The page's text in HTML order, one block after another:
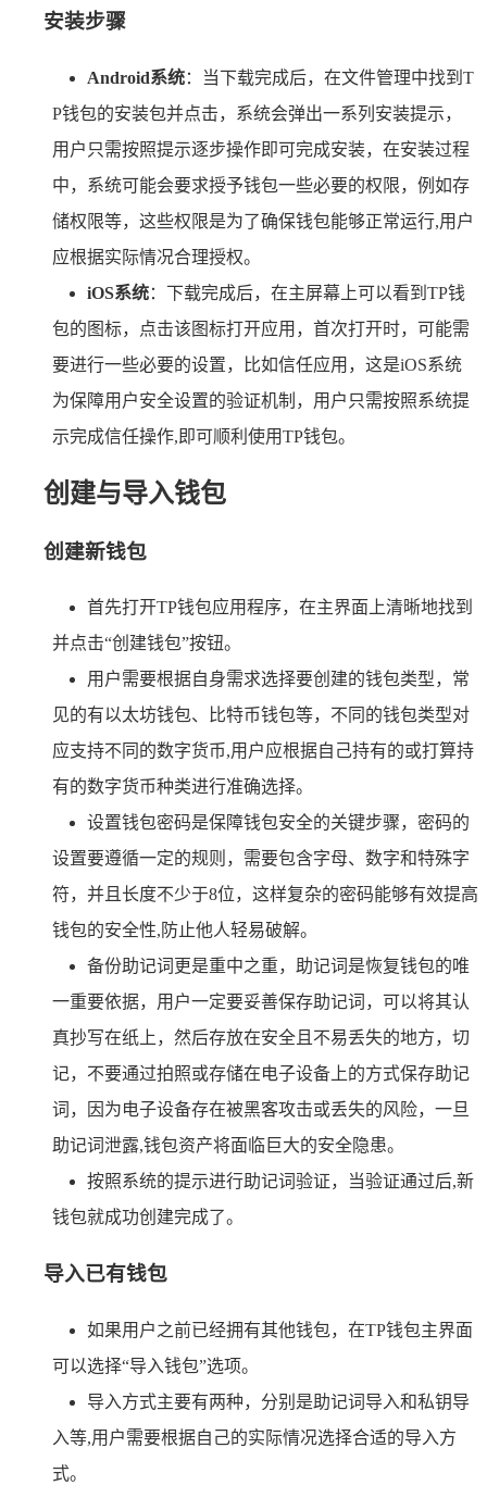
安装步骤
Android系统：当下载完成后，在文件管理中找到T
P钱包的安装包并点击，系统会弹出一系列安装提示，
用户只需按照提示逐步操作即可完成安装，在安装过程
中，系统可能会要求授予钱包一些必要的权限，例如存
储权限等，这些权限是为了确保钱包能够正常运行,用户
应根据实际情况合理授权。
iOS系统：下载完成后，在主屏幕上可以看到TP钱
包的图标，点击该图标打开应用，首次打开时，可能需
要进行一些必要的设置，比如信任应用，这是iOS系统
为保障用户安全设置的验证机制，用户只需按照系统提
示完成信任操作,即可顺利使用TP钱包。
创建与导入钱包
创建新钱包
首先打开TP钱包应用程序，在主界面上清晰地找到
并点击“创建钱包”按钮。
用户需要根据自身需求选择要创建的钱包类型，常
见的有以太坊钱包、比特币钱包等，不同的钱包类型对
应支持不同的数字货币,用户应根据自己持有的或打算持
有的数字货币种类进行准确选择。
设置钱包密码是保障钱包安全的关键步骤，密码的
设置要遵循一定的规则，需要包含字母、数字和特殊字
符，并且长度不少于8位，这样复杂的密码能够有效提高
钱包的安全性,防止他人轻易破解。
备份助记词更是重中之重，助记词是恢复钱包的唯
一重要依据，用户一定要妥善保存助记词，可以将其认
真抄写在纸上，然后存放在安全且不易丢失的地方，切
记，不要通过拍照或存储在电子设备上的方式保存助记
词，因为电子设备存在被黑客攻击或丢失的风险，一旦
助记词泄露,钱包资产将面临巨大的安全隐患。
按照系统的提示进行助记词验证，当验证通过后,新
钱包就成功创建完成了。
导入已有钱包
如果用户之前已经拥有其他钱包，在TP钱包主界面
可以选择“导入钱包”选项。
导入方式主要有两种，分别是助记词导入和私钥导
入等,用户需要根据自己的实际情况选择合适的导入方
式。